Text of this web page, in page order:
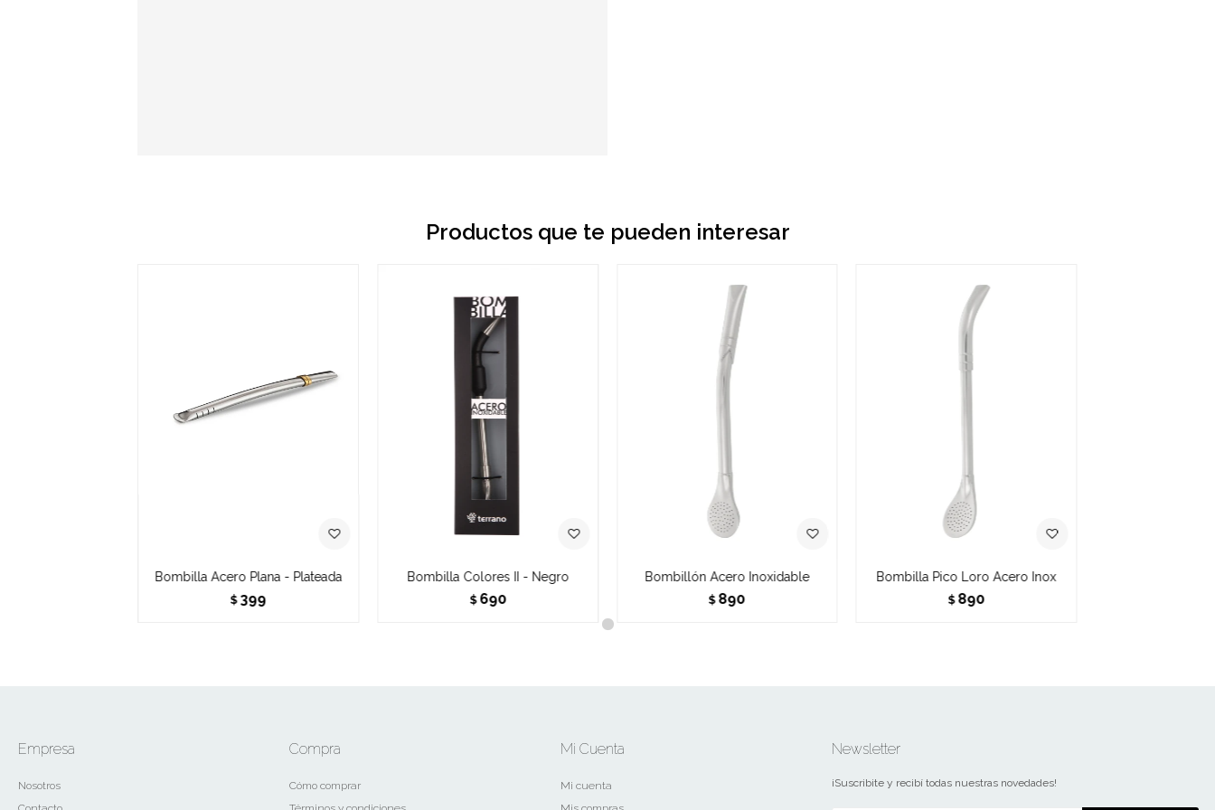
Productos que te pueden interesar
Bombilla Acero Plana - Plateada
$ 399
Bombilla Colores II - Negro
$ 690
Bombillón Acero Inoxidable
$ 890
Bombilla Pico Loro Acero Inox
$ 890
Empresa
Nosotros
Compra
Cómo comprar
Mi Cuenta
Mi cuenta
Newsletter
¡Suscribite y recibí todas nuestras novedades!